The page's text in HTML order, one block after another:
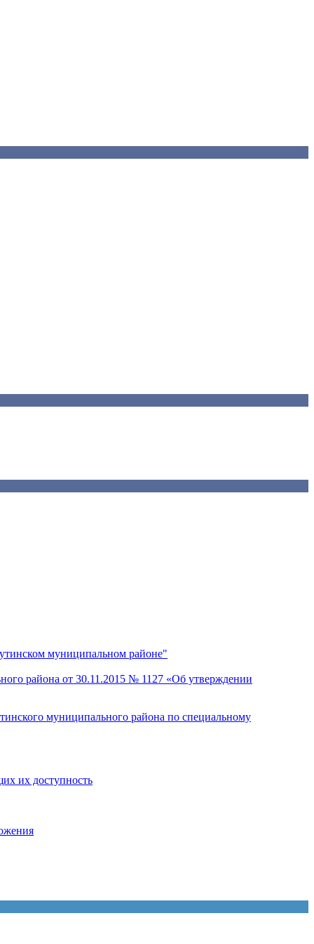
муниципальном районе"
района от 30.11.2015 № 1127 «Об утверждении
муниципального района по специальному
их доступность